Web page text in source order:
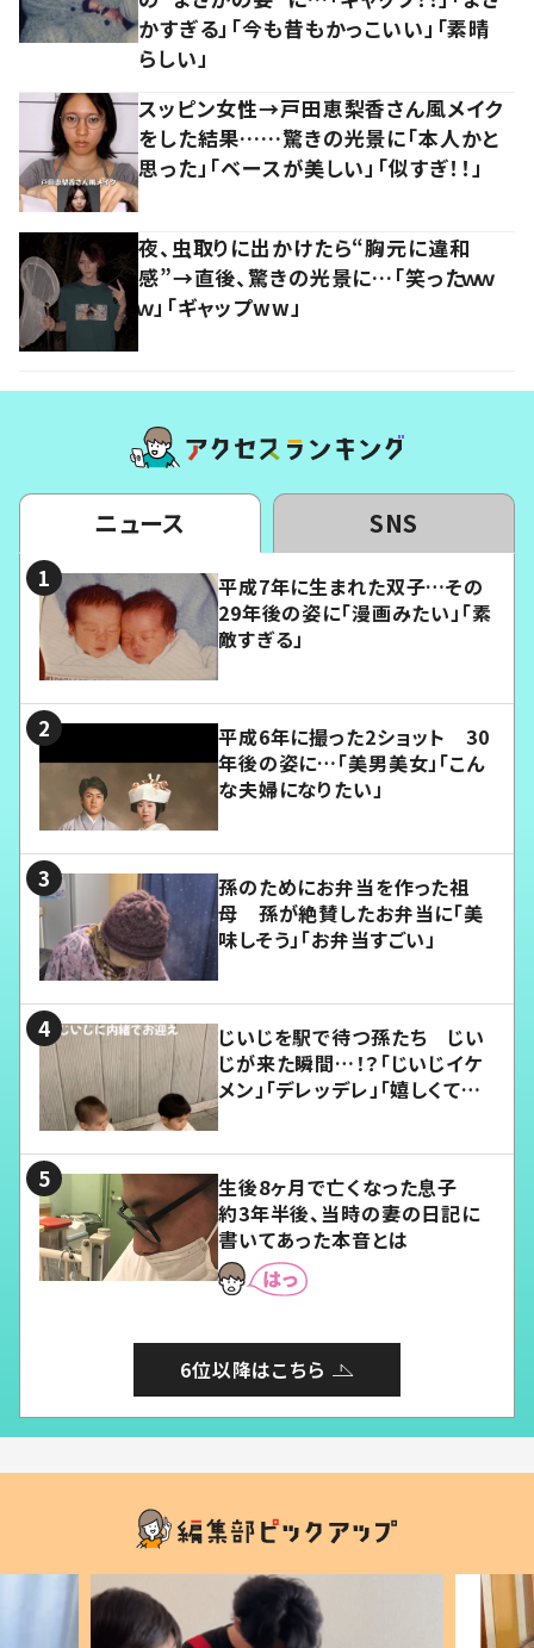
かすぎる」「今も昔もかっこいい」「素晴
らしい」
スッピン女性→戸田恵梨香さん風メイク
をした結果……驚きの光景に「本人かと
思った」「ベースが美しい」「似すぎ！！」
夜、虫取りに出かけたら“胸元に違和
感”→直後、驚きの光景に…「笑ったｗｗ
ｗ」「ギャップww」
ニュース SNS
平成7年に生まれた双子…その
29年後の姿に「漫画みたい」「素
敵すぎる」
平成6年に撮った2ショット 30
年後の姿に…「美男美女」「こん
な夫婦になりたい」
孫のためにお弁当を作った祖
母 孫が絶賛したお弁当に「美
味しそう」「お弁当すごい」
じいじを駅で待つ孫たち じい
じが来た瞬間…！？「じいじイケ
メン」「デレッデレ」「嬉しくて可
生後8ヶ月で亡くなった息子
約3年半後、当時の妻の日記に
書いてあった本音とは
6位以降はこちら